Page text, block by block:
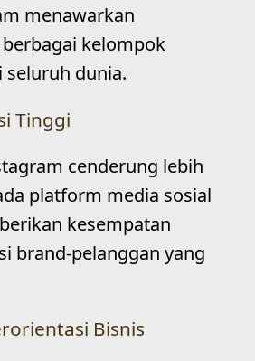
menawarkan
kelompok
dunia.
Tinggi
cenderung lebih
platform media sosial
kesempatan
brand-pelanggan yang
Bisnis